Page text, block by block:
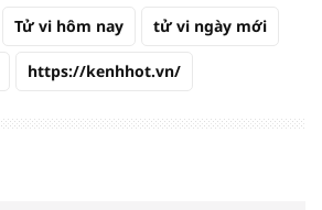
Tử vi hôm nay tử vi ngày mới
https://kenhhot.vn/